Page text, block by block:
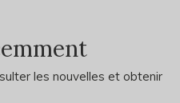
les nouvelles et obtenir